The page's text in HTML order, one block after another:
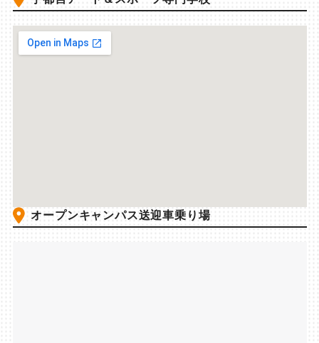
オープンキャンパス送迎車乗り場